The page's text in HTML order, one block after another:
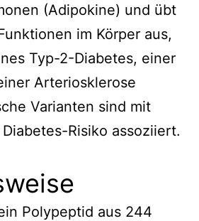
Krankheiten
Risikomarker für
Prädiabetes
(Adipokine) und übt
im Körper aus,
Typ-2-Diabetes, einer
Arteriosklerose
Varianten sind mit
Risiko assoziiert.
Polypeptid aus 244